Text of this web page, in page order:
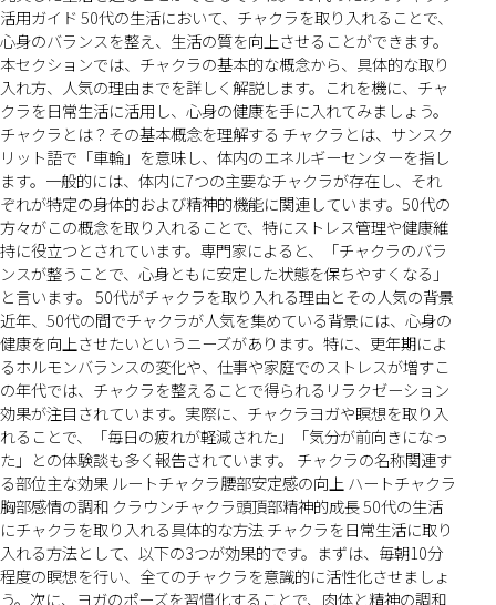
活用ガイド 50代の生活において、チャクラを取り入れることで、
心身のバランスを整え、生活の質を向上させることができます。
本セクションでは、チャクラの基本的な概念から、具体的な取り
入れ方、人気の理由までを詳しく解説します。これを機に、チャ
クラを日常生活に活用し、心身の健康を手に入れてみましょう。
チャクラとは？その基本概念を理解する チャクラとは、サンスク
リット語で「車輪」を意味し、体内のエネルギーセンターを指し
ます。一般的には、体内に7つの主要なチャクラが存在し、それ
ぞれが特定の身体的および精神的機能に関連しています。50代の
方々がこの概念を取り入れることで、特にストレス管理や健康維
持に役立つとされています。専門家によると、「チャクラのバラ
ンスが整うことで、心身ともに安定した状態を保ちやすくなる」
と言います。 50代がチャクラを取り入れる理由とその人気の背景
近年、50代の間でチャクラが人気を集めている背景には、心身の
健康を向上させたいというニーズがあります。特に、更年期によ
るホルモンバランスの変化や、仕事や家庭でのストレスが増すこ
の年代では、チャクラを整えることで得られるリラクゼーション
効果が注目されています。実際に、チャクラヨガや瞑想を取り入
れることで、「毎日の疲れが軽減された」「気分が前向きになっ
た」との体験談も多く報告されています。 チャクラの名称関連す
る部位主な効果 ルートチャクラ腰部安定感の向上 ハートチャクラ
胸部感情の調和 クラウンチャクラ頭頂部精神的成長 50代の生活
にチャクラを取り入れる具体的な方法 チャクラを日常生活に取り
入れる方法として、以下の3つが効果的です。まずは、毎朝10分
程度の瞑想を行い、全てのチャクラを意識的に活性化させましょ
う。次に、ヨガのポーズを習慣化することで、肉体と精神の調和